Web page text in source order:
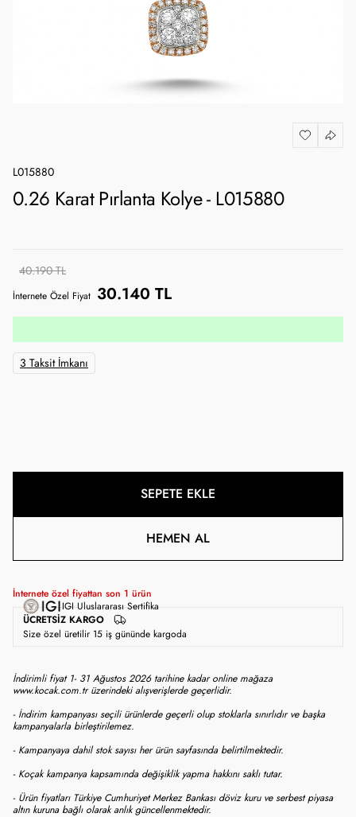
L015880
0.26 Karat Pırlanta Kolye - L015880
40.190 TL
İnternete Özel Fiyat 30.140 TL
3 Taksit İmkanı
SEPETE EKLE
HEMEN AL
İnternete özel fiyattan son 1 ürün
ÜCRETSIZ KARGO
IGI Uluslararası Sertifika
Size özel üretilir 15 iş gününde kargoda
İndirimli fiyat 1- 31 Ağustos 2026 tarihine kadar online mağaza
www.kocak.com.tr üzerindeki alışverişlerde geçerlidir.
- İndirim kampanyası seçili ürünlerde geçerli olup stoklarla sınırlıdır ve başka
kampanyalarla birleştirilemez.
- Kampanyaya dahil stok sayısı her ürün sayfasında belirtilmektedir.
- Koçak kampanya kapsamında değişiklik yapma hakkını saklı tutar.
- Ürün fiyatları Türkiye Cumhuriyet Merkez Bankası döviz kuru ve serbest piyasa
altın kuruna bağlı olarak anlık güncellenmektedir.